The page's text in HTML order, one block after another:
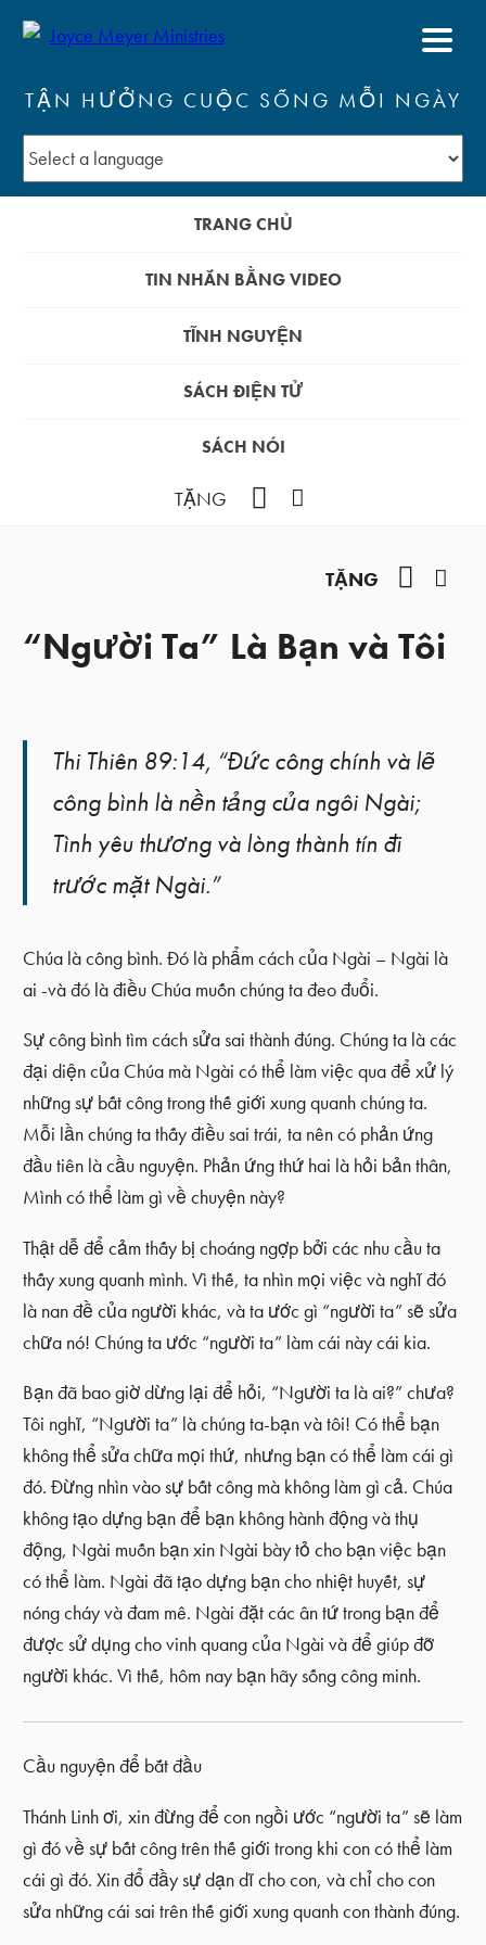
TẬN HƯỞNG CUỘC SỐNG MỖI NGÀY
TRANG CHỦ
TIN NHẮN BẰNG VIDEO
TĨNH NGUYỆN
SÁCH ĐIỆN TỬ
SÁCH NÓI
TẶNG YouTube
TẶNG
“Người Ta” Là Bạn và Tôi
Thi Thiên 89:14, “Đức công chính và lẽ
công bình là nền tảng của ngôi Ngài;
Tình yêu thương và lòng thành tín đi
trước mặt Ngài.”
Chúa là công bình. Đó là phẩm cách của Ngài – Ngài là
ai -và đó là điều Chúa muốn chúng ta đeo đuổi.
Sự công bình tìm cách sửa sai thành đúng. Chúng ta là các
đại diện của Chúa mà Ngài có thể làm việc qua để xử lý
những sự bất công trong thế giới xung quanh chúng ta.
Mỗi lần chúng ta thấy điều sai trái, ta nên có phản ứng
đầu tiên là cầu nguyện. Phản ứng thứ hai là hỏi bản thân,
Mình có thể làm gì về chuyện này?
Thật dễ để cảm thấy bị choáng ngợp bởi các nhu cầu ta
thấy xung quanh mình. Vì thế, ta nhìn mọi việc và nghĩ đó
là nan đề của người khác, và ta ước gì “người ta” sẽ sửa
chữa nó! Chúng ta ước “người ta” làm cái này cái kia.
Bạn đã bao giờ dừng lại để hỏi, “Người ta là ai?” chưa?
Tôi nghĩ, “Người ta” là chúng ta-bạn và tôi! Có thể bạn
không thể sửa chữa mọi thứ, nhưng bạn có thể làm cái gì
đó. Đừng nhìn vào sự bất công mà không làm gì cả. Chúa
không tạo dựng bạn để bạn không hành động và thụ
động, Ngài muốn bạn xin Ngài bày tỏ cho bạn việc bạn
có thể làm. Ngài đã tạo dựng bạn cho nhiệt huyết, sự
nóng cháy và đam mê. Ngài đặt các ân tứ trong bạn để
được sử dụng cho vinh quang của Ngài và để giúp đỡ
người khác. Vì thế, hôm nay bạn hãy sống công minh.
Cầu nguyện để bắt đầu
Thánh Linh ơi, xin đừng để con ngồi ước “người ta” sẽ làm
gì đó về sự bất công trên thế giới trong khi con có thể làm
cái gì đó. Xin đổ đầy sự dạn dĩ cho con, và chỉ cho con
sửa những cái sai trên thế giới xung quanh con thành đúng.